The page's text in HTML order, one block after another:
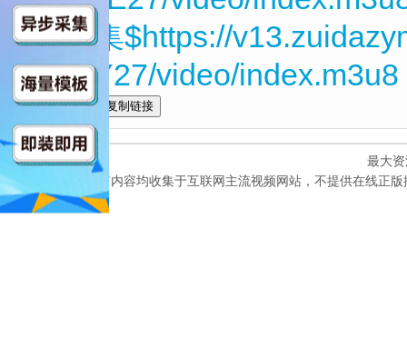
第10集$https://
WVyY27/video/index.m3u8
全选
最大
本网站所有内容均收集于互联网主流视频网站，不提供在线正